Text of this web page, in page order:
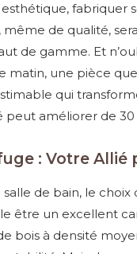
esthétique,
de qualité,
de gamme. Et
matin, une pièce
qui
peut améliorer de
: Votre
de bain, le
être un excellent
bois à densité